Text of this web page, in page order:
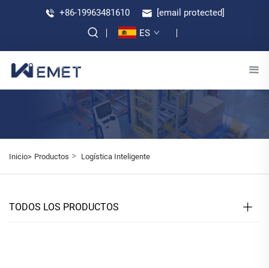
+86-19963481610
[email protected]
ES
Inicio> Productos > Logística Inteligente
TODOS LOS PRODUCTOS